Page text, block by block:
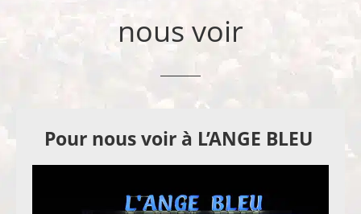
nous voir
Pour nous voir à L’ANGE BLEU